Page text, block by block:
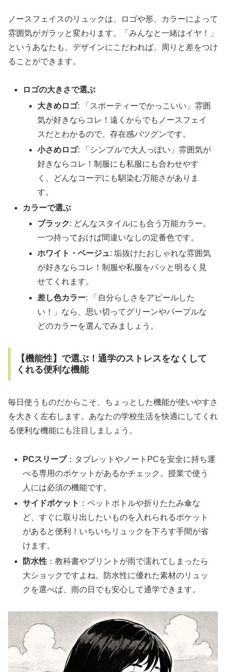
ノースフェイスのリュックは、ロゴや形、カラーによって
雰囲気がガラッと変わります。「みんなと一緒はイヤ！」
というあなたも、デザインにこだわれば、周りと差をつけ
ることができます。
ロゴの大きさで選ぶ
大きめロゴ: 「スポーティーでかっこいい」雰囲
気が好きならコレ！遠くからでもノースフェイ
スだとわかるので、存在感バツグンです。
小さめロゴ: 「シンプルで大人っぽい」雰囲気が
好きならコレ！制服にも私服にも合わせやす
く、どんなコーデにも馴染む万能さがありま
す。
カラーで選ぶ
ブラック: どんなスタイルにも合う万能カラー。
一つ持っておけば間違いなしの定番色です。
ホワイト・ベージュ: 垢抜けたおしゃれな雰囲気
が好きならコレ！制服や私服をパッと明るく見
せてくれます。
差し色カラー: 「自分らしさをアピールした
い！」なら、思い切ってグリーンやパープルな
どのカラーを選んでみましょう。
【機能性】で選ぶ！通学のストレスをなくして
くれる便利な機能
毎日使うものだからこそ、ちょっとした機能が使いやすさ
を大きく左右します。あなたの学校生活を快適にしてくれ
る便利な機能にも注目しましょう。
PCスリーブ：タブレットやノートPCを安全に持ち運
べる専用のポケットがあるかチェック。授業で使う
人には必須の機能です。
サイドポケット ：ペットボトルや折りたたみ傘な
ど、すぐに取り出したいものを入れられるポケット
があると便利！いちいちリュックを下ろす手間が省
けます。
防水性 ：教科書やプリントが雨で濡れてしまったら
大ショックですよね。防水性に優れた素材のリュッ
クを選べば、雨の日でも安心して通学できます。